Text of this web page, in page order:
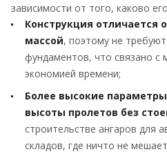
зависимости от того, каково
Конструкция отличается
массой, поэтому не
фундаментов, что связано с
экономией времени;
Более высокие
высоты пролетов без
строительстве ангаров для
складов, где ничто не